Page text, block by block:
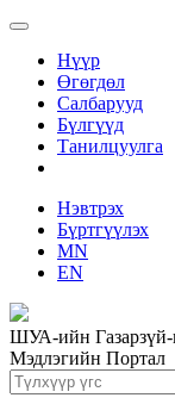
Нүүр
Өгөгдөл
Салбарууд
Бүлгүүд
Танилцуулга
Нэвтрэх
Бүртгүүлэх
MN
EN
ШУА-ийн Газарзүй-
Мэдлэгийн Портал